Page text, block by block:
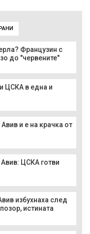
Французин с
до "червените"
ЦСКА в една и
и е на крачка от
ЦСКА готви
избухнаха след
истината